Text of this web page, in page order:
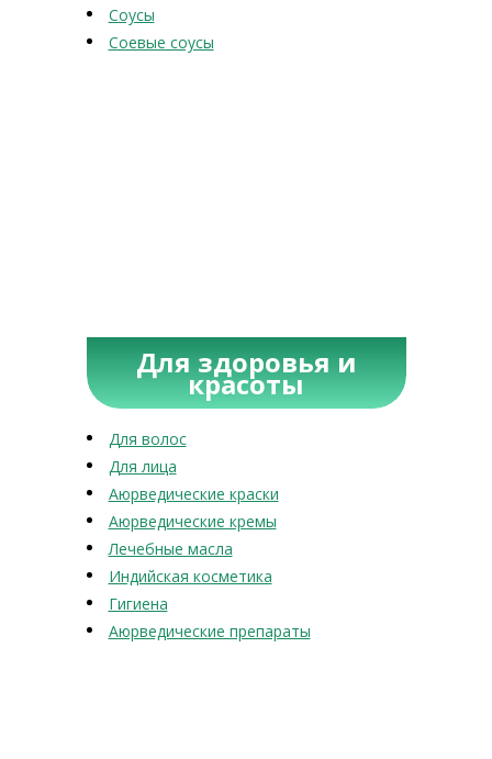
Соусы
Соевые соусы
Для здоровья и
красоты
Для волос
Для лица
Аюрведические краски
Аюрведические кремы
Лечебные масла
Индийская косметика
Гигиена
Аюрведические препараты